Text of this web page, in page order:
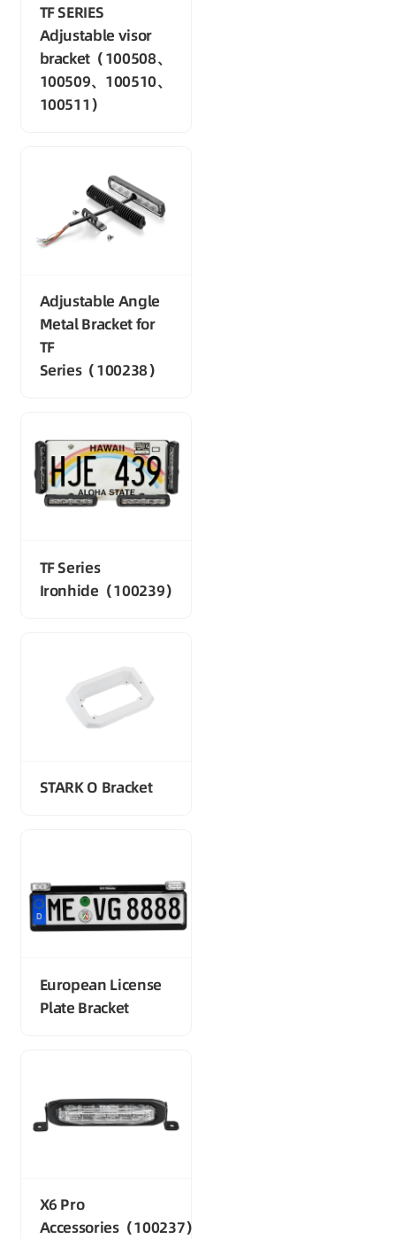
TF SERIES
Adjustable visor
bracket（100508、
100509、100510、
100511）
Adjustable Angle
Metal Bracket for
TF
Series（100238）
TF Series
Ironhide（100239）
STARK O Bracket
European License
Plate Bracket
X6 Pro
Accessories（100237）